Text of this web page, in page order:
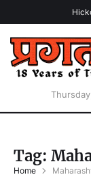
Tag:
Home